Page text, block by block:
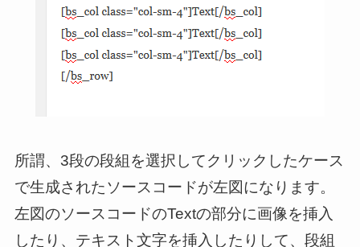
所謂、3段の段組を選択してクリックしたケース
で生成されたソースコードが左図になります。
左図のソースコードのTextの部分に画像を挿入
したり、テキスト文字を挿入したりして、段組